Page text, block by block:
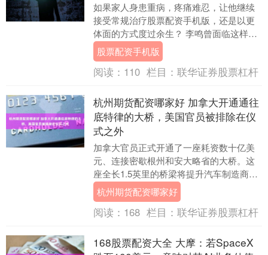
如果家人身患重病，疼痛难忍，让他继续
接受常规治疗股票配资手机版，还是以更
体面的方式度过余生？ 李鸣曾面临这样艰
难的时刻。他的父亲曾患上食道癌。尽管
确诊半年多就接....
股票配资手机版
阅读： 110 栏目： 联华证券股票杠杆
杭州期货配资哪家好 加拿大开通通往
底特律的大桥，美国官员被排除在仪
式之外
加拿大官员正式开通了一座耗资数十亿美
元、连接密歇根州和安大略省的大桥。这
座全长1.5英里的桥梁将提升汽车制造商等
行业的效率杭州期货配资哪家好，但它也
成为了特朗普....
杭州期货配资哪家好
阅读： 168 栏目： 联华证券股票杠杆
168股票配资大全 大摩：若SpaceX